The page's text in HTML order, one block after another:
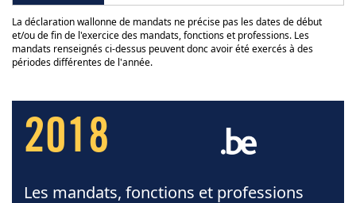
La déclaration wallonne de mandats ne précise pas les dates de début
et/ou de fin de l'exercice des mandats, fonctions et professions. Les
mandats renseignés ci-dessus peuvent donc avoir été exercés à des
périodes différentes de l'année.
2018
Les mandats, fonctions et professions